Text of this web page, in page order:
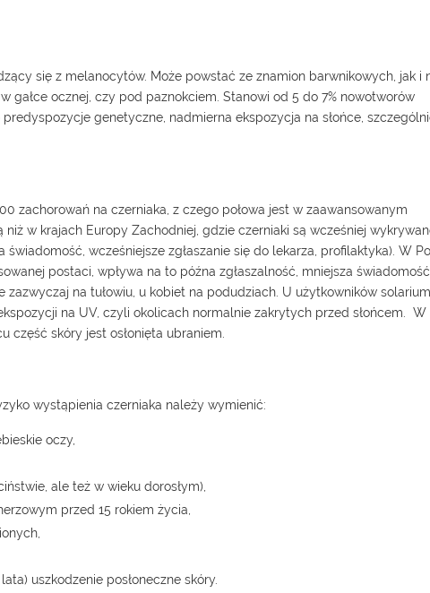
się z melanocytów. Może powstać ze znamion barwnikowych, jak i
gałce ocznej, czy pod paznokciem. Stanowi od 5 do 7% nowotworów
predyspozycje genetyczne, nadmierna ekspozycja na słońce,
zachorowań na czerniaka, z czego połowa jest w zaawansowanym
w krajach Europy Zachodniej, gdzie czerniaki są wcześniej
wcześniejsze zgłaszanie się do lekarza, profilaktyka). W
postaci, wpływa na to późna zgłaszalność, mniejsza świadomość
na tułowiu, u kobiet na podudziach. U użytkowników solarium
na UV, czyli okolicach normalnie zakrytych przed słońcem. W
część skóry jest osłonięta ubraniem.
wystąpienia czerniaka należy wymienić:
oczy,
ale też w wieku dorosłym),
przed 15 rokiem życia,
uszkodzenie posłoneczne skóry.